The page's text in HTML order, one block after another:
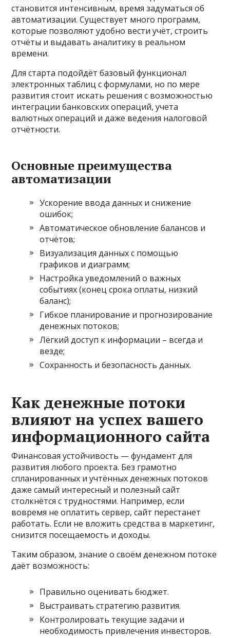
становится интенсивным, время задуматься об
автоматизации. Существует много программ,
которые позволяют удобно вести учёт, строить
отчёты и выдавать аналитику в реальном
времени.
Для старта подойдёт базовый функционал
электронных таблиц с формулами, но по мере
развития стоит искать решения с возможностью
интеграции банковских операций, учета
валютных операций и даже ведения налоговой
отчётности.
Основные преимущества
автоматизации
Ускорение ввода данных и снижение
ошибок;
Автоматическое обновление балансов и
отчётов;
Визуализация данных с помощью
графиков и диаграмм;
Настройка уведомлений о важных
событиях (конец срока оплаты, низкий
баланс);
Гибкое планирование и прогнозирование
денежных потоков;
Лёгкий доступ к информации – всегда и
везде;
Сохранность и безопасность данных.
Как денежные потоки
влияют на успех вашего
информационного сайта
Финансовая устойчивость — фундамент для
развития любого проекта. Без грамотно
спланированных и учтённых денежных потоков
даже самый интересный и полезный сайт
столкнётся с трудностями. Например, если
вовремя не оплатить сервер, сайт перестанет
работать. Если не вложить средства в маркетинг,
снизится посещаемость и доходы.
Таким образом, знание о своём денежном потоке
даёт возможность:
Правильно оценивать бюджет.
Выстраивать стратегию развития.
Контролировать текущие задачи и
необходимость привлечения инвесторов.